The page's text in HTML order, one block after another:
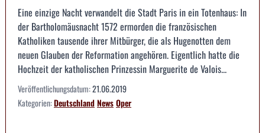
Eine einzige Nacht verwandelt die Stadt Paris in ein Totenhaus: In
der Bartholomäusnacht 1572 ermorden die französischen
Katholiken tausende ihrer Mitbürger, die als Hugenotten dem
neuen Glauben der Reformation angehören. Eigentlich hatte die
Hochzeit der katholischen Prinzessin Marguerite de Valois...
Veröffentlichungsdatum:21.06.2019
Kategorien:DeutschlandNewsOper